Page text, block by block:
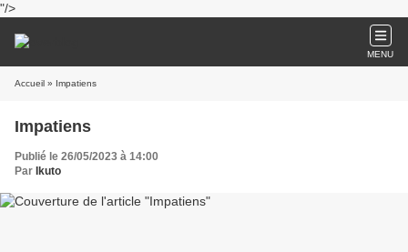
"/>
MENU
Accueil » Impatiens
Impatiens
Publié le 26/05/2023 à 14:00
Par Ikuto